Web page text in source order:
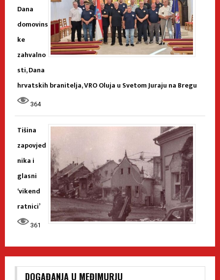
Dana
domovins
ke
zahvalno
sti, Dana
hrvatskih branitelja, VRO Oluja u Svetom Juraju na Bregu
364
Tišina
zapovjed
nika i
glasni
‘vikend
ratnici’
361
DOGAĐANJA U MEĐIMURJU